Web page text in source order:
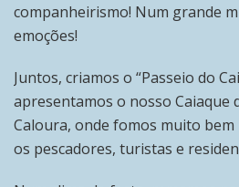
companheirismo! Num grande
emoções!
Juntos, criamos o “Passeio do
apresentamos o nosso Caiaque
Caloura, onde fomos muito
os pescadores, turistas e